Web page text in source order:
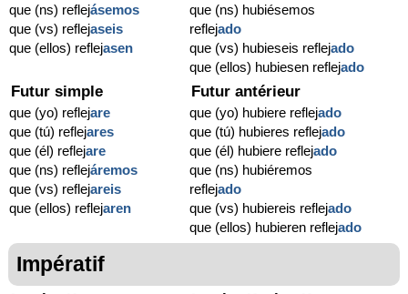
que (ns) reflejásemos
que (vs) reflejaseis
que (ellos) reflejasen
que (ns) hubiésemos
reflejado
que (vs) hubieseis reflejado
que (ellos) hubiesen reflejado
Futur simple
que (yo) reflejare
que (tú) reflejares
que (él) reflejare
que (ns) reflejáremos
que (vs) reflejareis
que (ellos) reflejaren
Futur antérieur
que (yo) hubiere reflejado
que (tú) hubieres reflejado
que (él) hubiere reflejado
que (ns) hubiéremos
reflejado
que (vs) hubiereis reflejado
que (ellos) hubieren reflejado
Impératif